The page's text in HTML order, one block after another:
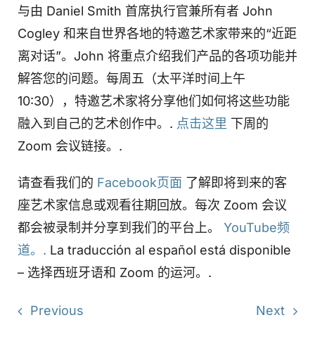
与由 Daniel Smith 首席执行官兼所有者 John
Cogley 和来自世界各地的特邀艺术家带来的“近距
离对话”。John 将重点介绍我们产品的各项功能并
解答您的问题。每周五（太平洋时间上午
10:30），特邀艺术家将分享他们如何将这些功能
融入到自己的艺术创作中。. 点击这里 下周的
Zoom 会议链接。.
请查看我们的 Facebook页面 了解即将到来的客
座艺术家信息或观看往期回放。每次 Zoom 会议
都会被录制并分享到我们的平台上。 YouTube频
道。. La traducción al español está disponible
– 选择西班牙语和 Zoom 的运河。.
Previous Next